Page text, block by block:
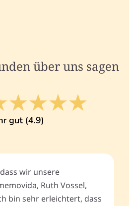
über uns sagen
wir unsere
Ruth Vossel,
bin sehr erleichtert, dass